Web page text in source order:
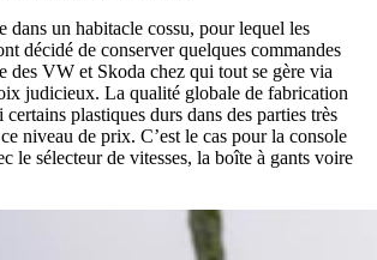
dans un habitacle cossu, pour lequel les
décidé de conserver quelques commandes
des VW et Skoda chez qui tout se gère via
judicieux. La qualité globale de fabrication
certains plastiques durs dans des parties très
niveau de prix. C’est le cas pour la console
le sélecteur de vitesses, la boîte à gants voire